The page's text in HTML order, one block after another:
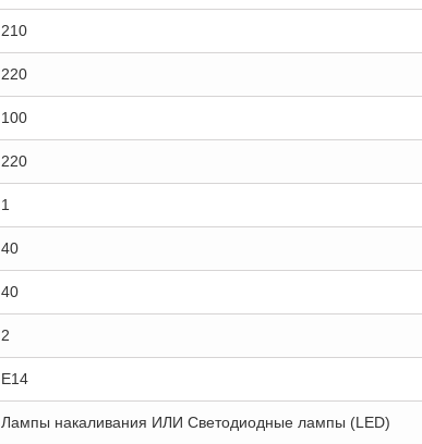
210
220
100
220
1
40
40
2
E14
Лампы накаливания ИЛИ Светодиодные лампы (LED)